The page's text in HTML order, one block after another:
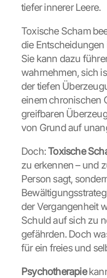
tiefer innerer Leere.
Toxische Scham
die
Sie kann dazu
wahrnehmen, sich
der tiefen
einem chronischen
greifbaren
von Grund auf
Doch: Toxische
zu erkennen – und
Person sagt,
der Vergangenheit
Schuld auf sich zu
gefährden. Doch
für ein freies und
Psychotherapie